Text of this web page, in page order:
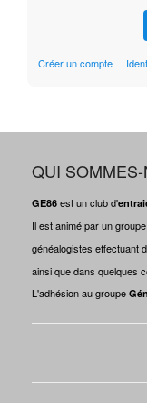
Créer un compte
QUI
GE86 est un club d'
Il est animé par un
généalogistes effectuant
ainsi que dans quelques
L'adhésion au groupe